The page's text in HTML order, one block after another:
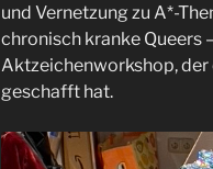
und Vernetzung zu A*-
chronisch kranke Queers
Aktzeichenworkshop,
geschafft hat.